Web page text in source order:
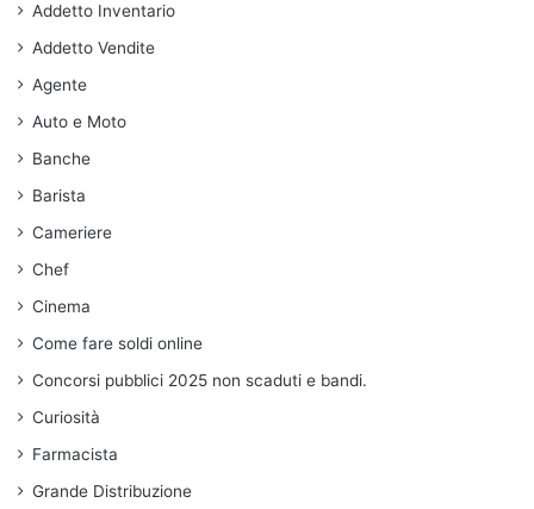
Addetto Inventario
Addetto Vendite
Agente
Auto e Moto
Banche
Barista
Cameriere
Chef
Cinema
Come fare soldi online
Concorsi pubblici 2025 non scaduti e bandi.
Curiosità
Farmacista
Grande Distribuzione